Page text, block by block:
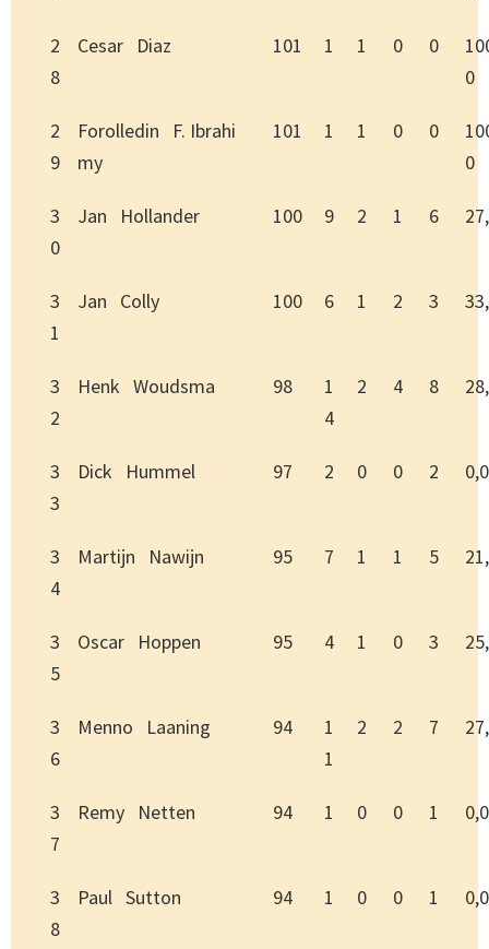
2
8
Cesar Diaz 101 1 1 0 0
0
2
9
Forolledin F. Ibrahi
my
101 1 1 0 0
0
3
0
Jan Hollander 100 9 2 1 6
3
1
Jan Colly 100 6 1 2 3
3
2
Henk Woudsma 98
1
4
2 4 8
3
3
Dick Hummel 97 2 0 0 2 0,0
3
4
Martijn Nawijn 95 7 1 1 5
3
5
Oscar Hoppen 95 4 1 0 3
3
6
Menno Laaning 94
1
1
2 2 7
3
7
Remy Netten 94 1 0 0 1 0,0
3
8
Paul Sutton 94 1 0 0 1 0,0